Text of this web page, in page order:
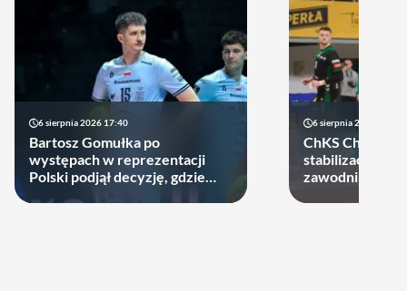
6 sierpnia 2026 17:40
Bartosz Gomułka po
występach w reprezentacji
Polski podjął decyzję, gdzie
6 sierpnia 2026 10:14
ChKS Chełm
stabilizację.
zawodników